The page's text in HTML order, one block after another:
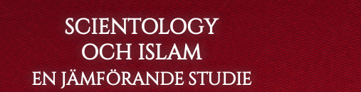
SCIENTOLOGY
OCH ISLAM
EN JÄMFÖRANDE STUDIE